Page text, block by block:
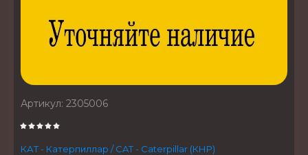
Артикул: 2305006
КАТ - Катерпиллар / CAT - Caterpillar (КНР)